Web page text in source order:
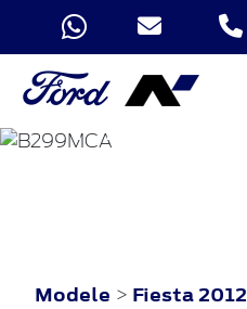
FIESTA
Modele > Fiesta 2012